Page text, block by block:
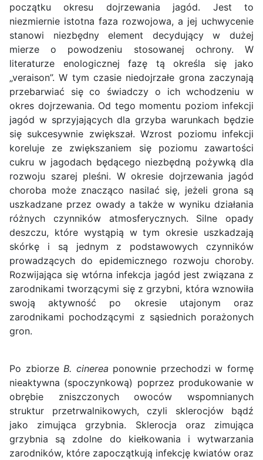
początku okresu dojrzewania jagód. Jest to
niezmiernie istotna faza rozwojowa, a jej uchwycenie
stanowi niezbędny element decydujący w dużej
mierze o powodzeniu stosowanej ochrony. W
literaturze enologicznej fazę tą określa się jako
„veraison”. W tym czasie niedojrzałe grona zaczynają
przebarwiać się co świadczy o ich wchodzeniu w
okres dojrzewania. Od tego momentu poziom infekcji
jagód w sprzyjających dla grzyba warunkach będzie
się sukcesywnie zwiększał. Wzrost poziomu infekcji
koreluje ze zwiększaniem się poziomu zawartości
cukru w jagodach będącego niezbędną pożywką dla
rozwoju szarej pleśni. W okresie dojrzewania jagód
choroba może znacząco nasilać się, jeżeli grona są
uszkadzane przez owady a także w wyniku działania
różnych czynników atmosferycznych. Silne opady
deszczu, które wystąpią w tym okresie uszkadzają
skórkę i są jednym z podstawowych czynników
prowadzących do epidemicznego rozwoju choroby.
Rozwijająca się wtórna infekcja jagód jest związana z
zarodnikami tworzącymi się z grzybni, która wznowiła
swoją aktywność po okresie utajonym oraz
zarodnikami pochodzącymi z sąsiednich porażonych
gron.
Po zbiorze B. cinerea ponownie przechodzi w formę
nieaktywna (spoczynkową) poprzez produkowanie w
obrębie zniszczonych owoców wspomnianych
struktur przetrwalnikowych, czyli sklerocjów bądź
jako zimująca grzybnia. Sklerocja oraz zimująca
grzybnia są zdolne do kiełkowania i wytwarzania
zarodników, które zapoczątkują infekcję kwiatów oraz